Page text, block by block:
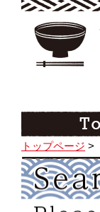
トップページ >